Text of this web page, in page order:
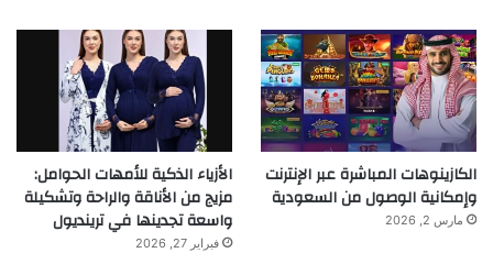
الكازينوهات المباشرة عبر الإنترنت
وإمكانية الوصول من السعودية
مارس 2, 2026
الأزياء الذكية للأمهات الحوامل:
مزيج من الأناقة والراحة وتشكيلة
واسعة تجدينها في ترينديول
فبراير 27, 2026